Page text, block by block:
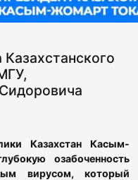
Казахстан Касым-
озабоченность
вирусом, который